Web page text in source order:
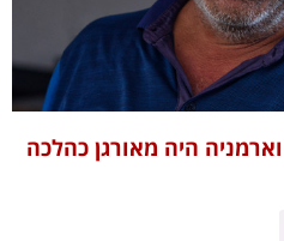
וארמניה היה מאורגן כהלכה